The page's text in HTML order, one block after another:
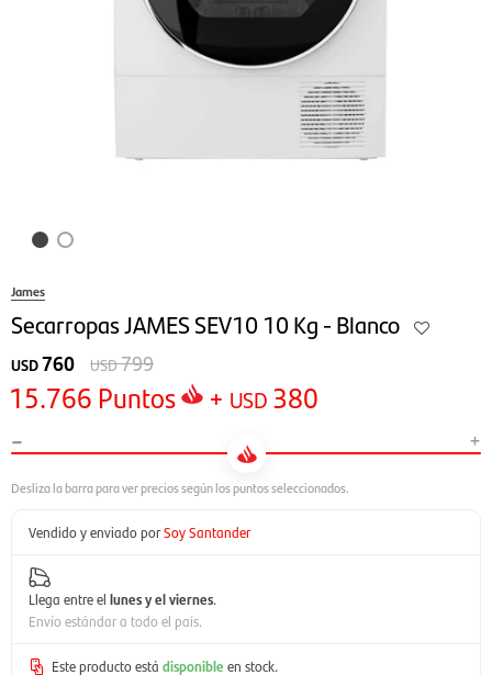
James
Secarropas JAMES SEV10 10 Kg - Blanco
USD760 USD799
15.766 Puntos + USD 380
- +
Vendido y enviado porSoy Santander
Llega entre el lunes y el viernes.
Envío estándar a todo el país.
Este producto está disponible en stock.